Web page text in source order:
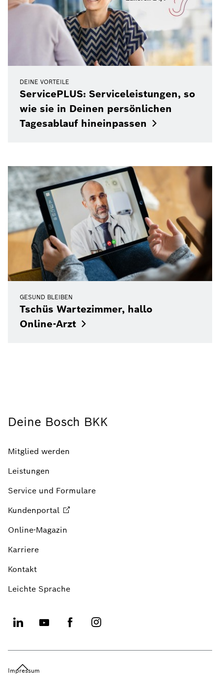
DEINE VORTEILE
ServicePLUS: Serviceleistungen, so
wie sie in Deinen persönlichen
Tagesablauf hineinpassen
GESUND BLEIBEN
Tschüs Wartezimmer, hallo
Online-Arzt
Deine Bosch BKK
Mitglied werden
Leistungen
Service und Formulare
Kundenportal
Online-Magazin
Karriere
Kontakt
Leichte Sprache
Impressum